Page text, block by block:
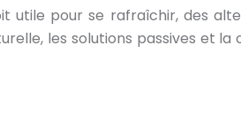
utile pour se rafraîchir, des
les solutions passives et